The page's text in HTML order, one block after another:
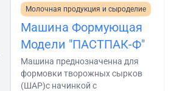
Молочная продукция и сыроделие
Машина Формующая
Модели "ПАСТПАК-Ф"
Машина преднозначенна для
формовки творожных сырков
(ШАР)с начинкой с